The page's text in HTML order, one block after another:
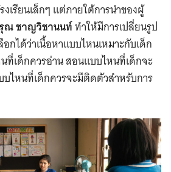
งเรียนเล็กๆ แต่ภายใต้การนำของผู้
ณ ชาญวิชานนท์ทำให้มีการเปลี่ยนรูป
กได้ว่าเนื้อหาแบบไหนเหมาะกับเด็ก
ที่เด็กควรอ่าน สอนแบบไหนที่เด็กจะ
บไหนที่เด็กควรจะมีติดตัวสำหรับการ